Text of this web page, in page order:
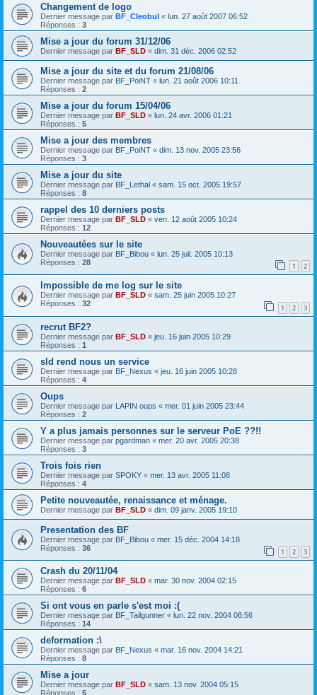
Changement de logo
Dernier message par BF_Cleobul « lun. 27 août 2007 06:52
Réponses : 3
Mise a jour du forum 31/12/06
Dernier message par BF_SLD « dim. 31 déc. 2006 02:52
Mise a jour du site et du forum 21/08/06
Dernier message par BF_PoiNT « lun. 21 août 2006 10:11
Réponses : 2
Mise a jour du forum 15/04/06
Dernier message par BF_SLD « lun. 24 avr. 2006 01:21
Réponses : 5
Mise a jour des membres
Dernier message par BF_PoiNT « dim. 13 nov. 2005 23:56
Réponses : 3
Mise a jour du site
Dernier message par BF_Lethal « sam. 15 oct. 2005 19:57
Réponses : 8
rappel des 10 derniers posts
Dernier message par BF_SLD « ven. 12 août 2005 10:24
Réponses : 12
Nouveautées sur le site
Dernier message par BF_Bibou « lun. 25 juil. 2005 10:13
Réponses : 28 1 2
Impossible de me log sur le site
Dernier message par BF_SLD « sam. 25 juin 2005 10:27
Réponses : 32 1 2 3
recrut BF2?
Dernier message par BF_SLD « jeu. 16 juin 2005 10:29
Réponses : 1
sld rend nous un service
Dernier message par BF_Nexus « jeu. 16 juin 2005 10:28
Réponses : 4
Oups
Dernier message par LAPIN oups « mer. 01 juin 2005 23:44
Réponses : 2
Y a plus jamais personnes sur le serveur PoE ??!!
Dernier message par pgardman « mer. 20 avr. 2005 20:38
Réponses : 3
Trois fois rien
Dernier message par SPOKY « mer. 13 avr. 2005 11:08
Réponses : 4
Petite nouveautée, renaissance et ménage.
Dernier message par BF_SLD « dim. 09 janv. 2005 19:10
Presentation des BF
Dernier message par BF_Bibou « mer. 15 déc. 2004 14:18
Réponses : 36 1 2 3
Crash du 20/11/04
Dernier message par BF_SLD « mar. 30 nov. 2004 02:15
Réponses : 6
Si ont vous en parle s'est moi :(
Dernier message par BF_Tailgunner « lun. 22 nov. 2004 08:56
Réponses : 14
deformation :\
Dernier message par BF_Nexus « mar. 16 nov. 2004 14:21
Réponses : 8
Mise a jour
Dernier message par BF_SLD « sam. 13 nov. 2004 05:15
Réponses : 5